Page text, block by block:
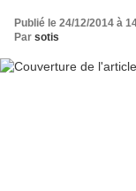
Publié le 24/12/2014 à
Par sotis